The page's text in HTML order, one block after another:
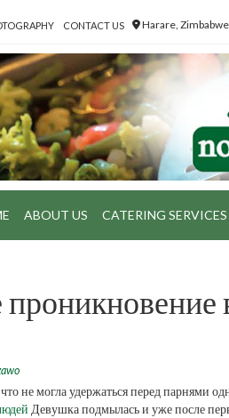
CONTACT US Harare, Zimbabwe
ABOUT US CATERING SERVICES
что не могла удержаться перед парнями
Девушка подмылась и уже после